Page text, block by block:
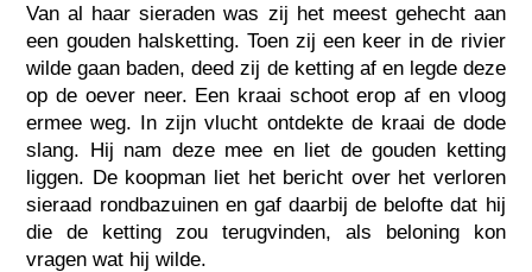
Van al haar sieraden was zij het meest gehecht aan
een gouden halsketting. Toen zij een keer in de rivier
wilde gaan baden, deed zij de ketting af en legde deze
op de oever neer. Een kraai schoot erop af en vloog
ermee weg. In zijn vlucht ontdekte de kraai de dode
slang. Hij nam deze mee en liet de gouden ketting
liggen. De koopman liet het bericht over het verloren
sieraad rondbazuinen en gaf daarbij de belofte dat hij
die de ketting zou terugvinden, als beloning kon
vragen wat hij wilde.